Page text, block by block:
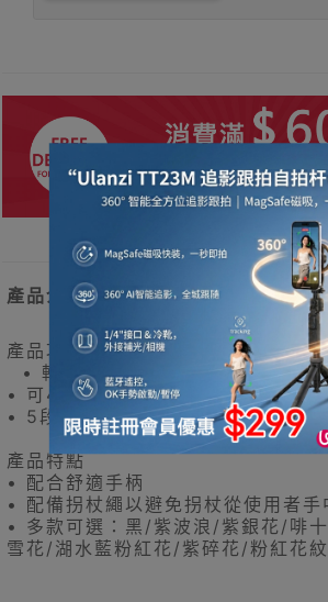
產品介紹
產品功能
• 輔助行走
• 可4段摺合
• 5段高度調節，自動鎖緊功能
產品特點
• 配合舒適手柄
• 配備拐杖繩以避免拐杖從使用者手
• 多款可選：黑/紫波浪/紫銀花/啡
雪花/湖水藍粉紅花/紫碎花/粉紅花